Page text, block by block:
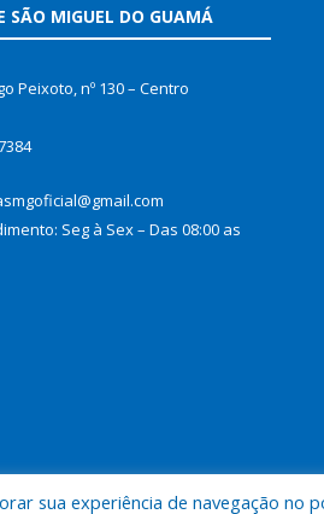
SÃO MIGUEL DO GUAMÁ
Peixoto, nº 130 – Centro
Seg à Sex – Das 08:00 as
sua experiência de navegação